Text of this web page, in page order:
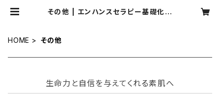
その他 | エンハンスセラピー基礎化粧
HOME その他
生命力と自信を与えてくれる素肌へ